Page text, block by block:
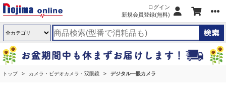
ログイン
新規会員登録(無料)
トップ カメラ・ビデオカメラ・双眼鏡 デジタル一眼カメラ